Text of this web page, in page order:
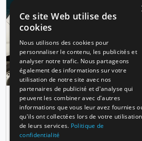
Isolation des combles à
pour Réduire Vos Factures
Publié le 14 avril 2026
Ce site Web utilise des
cookies
Nous utilisons des cookies pour
personnaliser le contenu, les publicités et
analyser notre trafic. Nous partageons
également des informations sur votre
utilisation de notre site avec nos
partenaires de publicité et d'analyse qui
peuvent les combiner avec d'autres
informations que vous leur avez fournies
qu'ils ont collectées lors de votre utilisation
de leurs services. Politique de
confidentialité